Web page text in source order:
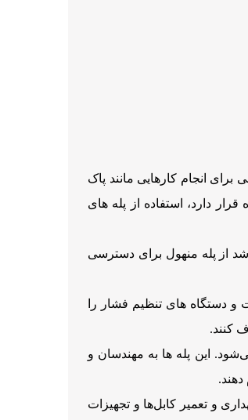
انجام کارهایی مانند پاک
دارد، استفاده از پله‌ های
از پله منهول برای دسترسی
دستگاه‌ های تنظیم فشار را
کنند.
این پله ها به مهندسان و
و تعمیر کابل‌ها و تجهیزات